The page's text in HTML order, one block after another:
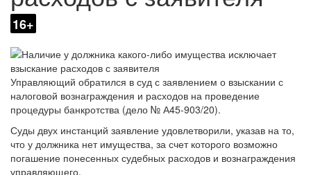
16+
Управляющий обратился в суд с заявлением о взыскании с
налоговой вознаграждения и расходов на проведение
процедуры банкротства (дело № А45-903/20).
Суды двух инстанций заявление удовлетворили, указав на то,
что у должника нет имущества, за счет которого возможно
погашение понесенных судебных расходов и вознаграждения
управляющего.